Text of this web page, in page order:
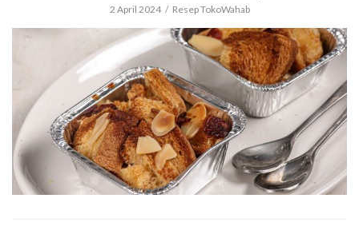
2 April 2024 Resep TokoWahab